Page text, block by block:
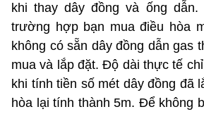
khi thay dây đồng và ống dẫn.
trường hợp bạn mua điều hòa
không có sẵn dây đồng dẫn gas
mua và lắp đặt. Độ dài thực tế
khi tính tiền số mét dây đồng đã
hòa lại tính thành 5m. Để không